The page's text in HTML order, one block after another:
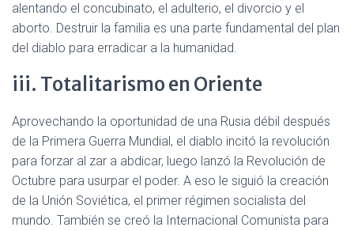
alentando el concubinato, el adulterio, el divorcio y el
aborto. Destruir la familia es una parte fundamental del plan
del diablo para erradicar a la humanidad.
iii. Totalitarismo en Oriente
Aprovechando la oportunidad de una Rusia débil después
de la Primera Guerra Mundial, el diablo incitó la revolución
para forzar al zar a abdicar, luego lanzó la Revolución de
Octubre para usurpar el poder. A eso le siguió la creación
de la Unión Soviética, el primer régimen socialista del
mundo. También se creó la Internacional Comunista para